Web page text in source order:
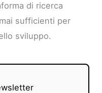
di ricerca
sufficienti per
sviluppo.